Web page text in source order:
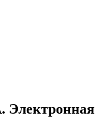
Электронная